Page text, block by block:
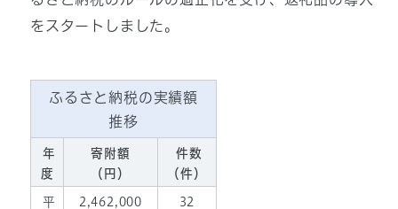
をスタートしました。
ふるさと納税の実績額
推移
年
度
寄附額
（円）
件数
（件）
平
2,462,000 32